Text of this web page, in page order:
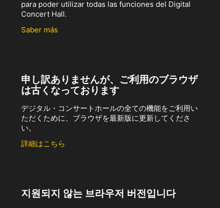
para poder utilizar todas las funciones del Digital
Concert Hall.
Saber más
申し訳ありませんが、ご利用のブラウザ
は古くなっております
デジタル・コンサートホールの全ての機能をご利用い
ただくために、ブラウザを最新版に更新してくださ
い。
詳細はこちら
지원되지 않는 브라우저 버전입니다